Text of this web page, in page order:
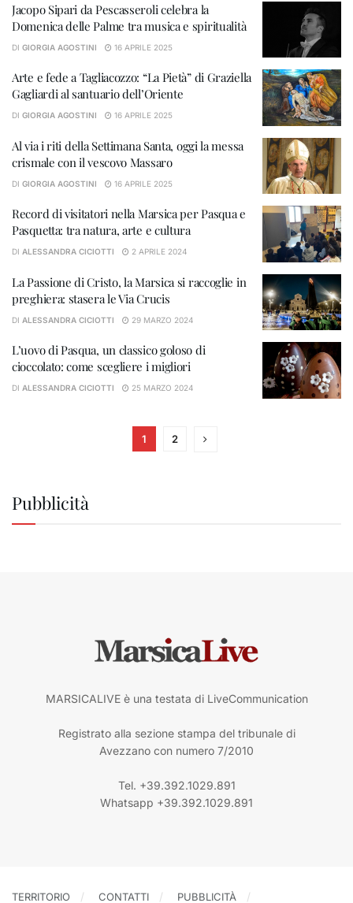
Jacopo Sipari da Pescasseroli celebra la
Domenica delle Palme tra musica e spiritualità
DI GIORGIA AGOSTINI 16 APRILE 2025
Arte e fede a Tagliacozzo: “La Pietà” di Graziella
Gagliardi al santuario dell’Oriente
DI GIORGIA AGOSTINI 16 APRILE 2025
Al via i riti della Settimana Santa, oggi la messa
crismale con il vescovo Massaro
DI GIORGIA AGOSTINI 16 APRILE 2025
Record di visitatori nella Marsica per Pasqua e
Pasquetta: tra natura, arte e cultura
DI ALESSANDRA CICIOTTI 2 APRILE 2024
La Passione di Cristo, la Marsica si raccoglie in
preghiera: stasera le Via Crucis
DI ALESSANDRA CICIOTTI 29 MARZO 2024
L’uovo di Pasqua, un classico goloso di
cioccolato: come scegliere i migliori
DI ALESSANDRA CICIOTTI 25 MARZO 2024
1 2
Pubblicità
MARSICALIVE è una testata di LiveCommunication
Registrato alla sezione stampa del tribunale di
Avezzano con numero 7/2010
Tel. +39.392.1029.891
Whatsapp +39.392.1029.891
TERRITORIO CONTATTI PUBBLICITÀ